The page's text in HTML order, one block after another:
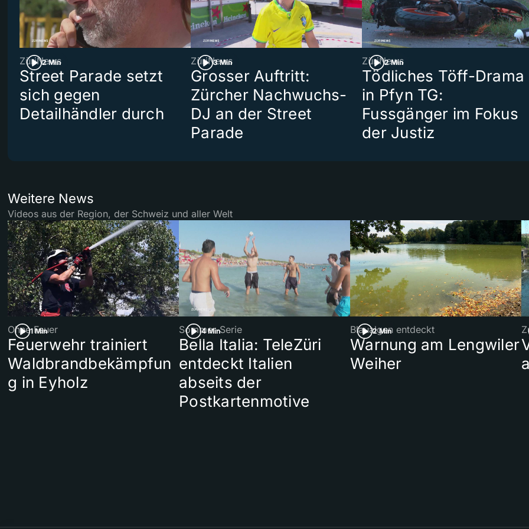
2 Min
ZüriNews
Street Parade setzt
sich gegen
Detailhändler durch
3 Min
ZüriNews
Grosser Auftritt:
Zürcher Nachwuchs-
DJ an der Street
Parade
2 Min
ZüriNews
Tödliches Töff-Drama
in Pfyn TG:
Fussgänger im Fokus
der Justiz
Weitere News
Videos aus der Region, der Schweiz und aller Welt
1 Min
Ohne Feuer
Feuerwehr trainiert
Waldbrandbekämpfun
g in Eyholz
4 Min
Sommer-Serie
Bella Italia: TeleZüri
entdeckt Italien
abseits der
Postkartenmotive
2 Min
Blaualgen entdeckt
Warnung am Lengwiler
Weiher